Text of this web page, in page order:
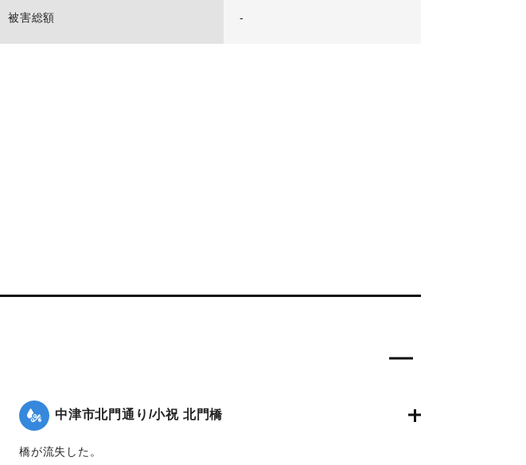
被害総額 -
中津市北門通り/小祝 北門橋
橋が流失した。